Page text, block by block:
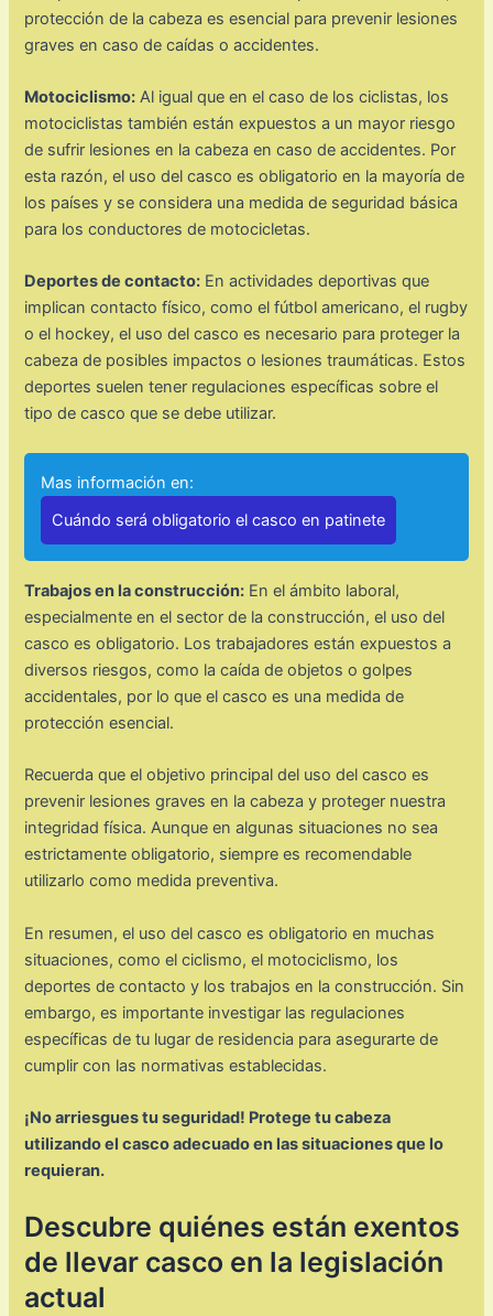
protección de la cabeza es esencial para prevenir lesiones
graves en caso de caídas o accidentes.
Motociclismo: Al igual que en el caso de los ciclistas, los
motociclistas también están expuestos a un mayor riesgo
de sufrir lesiones en la cabeza en caso de accidentes. Por
esta razón, el uso del casco es obligatorio en la mayoría de
los países y se considera una medida de seguridad básica
para los conductores de motocicletas.
Deportes de contacto: En actividades deportivas que
implican contacto físico, como el fútbol americano, el rugby
o el hockey, el uso del casco es necesario para proteger la
cabeza de posibles impactos o lesiones traumáticas. Estos
deportes suelen tener regulaciones específicas sobre el
tipo de casco que se debe utilizar.
Mas información en:
Cuándo será obligatorio el casco en patinete
Trabajos en la construcción: En el ámbito laboral,
especialmente en el sector de la construcción, el uso del
casco es obligatorio. Los trabajadores están expuestos a
diversos riesgos, como la caída de objetos o golpes
accidentales, por lo que el casco es una medida de
protección esencial.
Recuerda que el objetivo principal del uso del casco es
prevenir lesiones graves en la cabeza y proteger nuestra
integridad física. Aunque en algunas situaciones no sea
estrictamente obligatorio, siempre es recomendable
utilizarlo como medida preventiva.
En resumen, el uso del casco es obligatorio en muchas
situaciones, como el ciclismo, el motociclismo, los
deportes de contacto y los trabajos en la construcción. Sin
embargo, es importante investigar las regulaciones
específicas de tu lugar de residencia para asegurarte de
cumplir con las normativas establecidas.
¡No arriesgues tu seguridad! Protege tu cabeza
utilizando el casco adecuado en las situaciones que lo
requieran.
Descubre quiénes están exentos
de llevar casco en la legislación
actual